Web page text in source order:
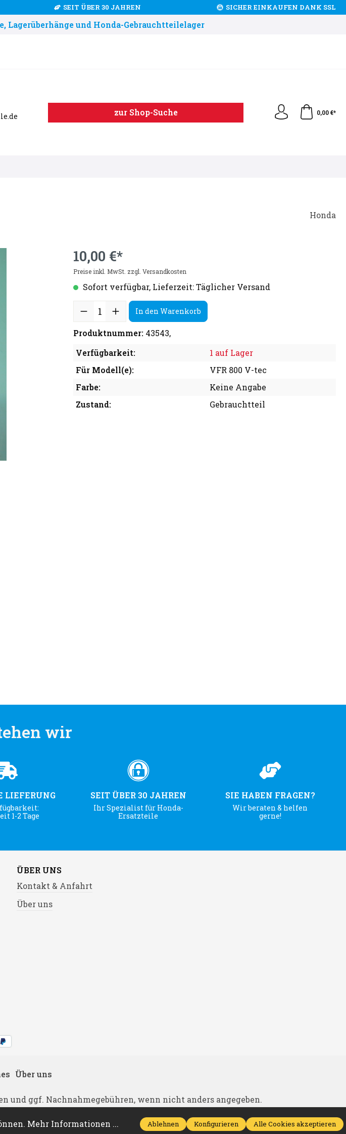
SEIT ÜBER 30 JAHREN SICHER EINKAUFEN DANK SSL
und Honda-Gebrauchtteilelager
zur Shop-Suche 0,00 €*
Honda
10,00 €*
Preise inkl. MwSt. zzgl. Versandkosten
Sofort verfügbar, Lieferzeit: Täglicher Versand
In den Warenkorb
Produktnummer: 43543,
Verfügbarkeit:
1 auf Lager
Für Modell(e):
VFR 800 V-tec
Farbe:
Keine Angabe
Zustand:
Gebrauchtteil
wir
LIEFERUNG
1-2 Tage
SEIT ÜBER 30 JAHREN
Ihr Spezialist für Honda-
Ersatzteile
SIE HABEN FRAGEN?
Wir beraten & helfen
gerne!
ÜBER UNS
Kontakt & Anfahrt
Über uns
Über uns
und ggf. Nachnahmegebühren, wenn nicht anders angegeben.
und Klink GbR Motorradteilehandel
René Löffler
Mehr Informationen ... Ablehnen Konfigurieren Alle Cookies akzeptieren